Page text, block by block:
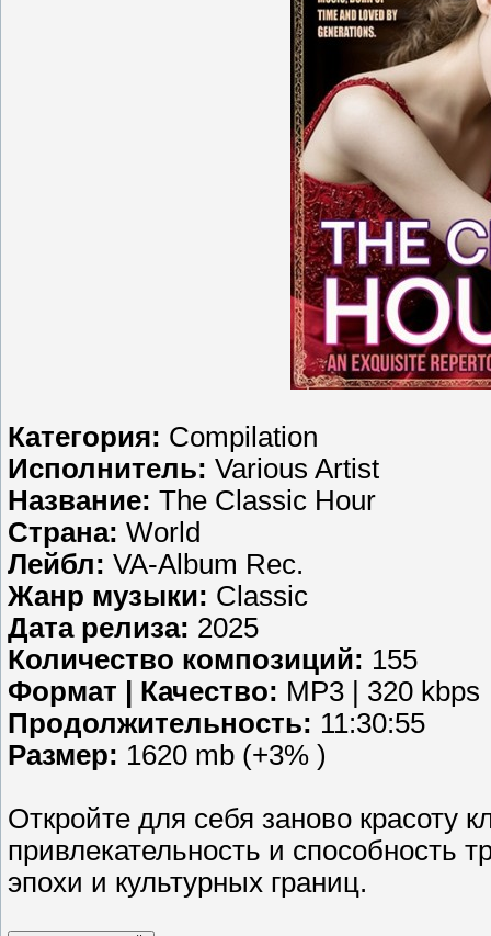
Категория: Compilation
Исполнитель: Various Artist
Название: The Classic Hour
Страна: World
Лейбл: VA-Album Rec.
Жанр музыки: Classic
Дата релиза: 2025
Количество композиций: 155
Формат | Качество: MP3 | 320 kbps
Продолжительность: 11:30:55
Размер: 1620 mb (+3% )
Откройте для себя заново красоту
привлекательность и способность
эпохи и культурных границ.